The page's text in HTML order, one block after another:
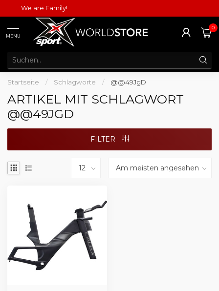
We are Family!
MENU
0
Startseite / Schlagworte / @@49JgD
ARTIKEL MIT SCHLAGWORT
@@49JGD
FILTER